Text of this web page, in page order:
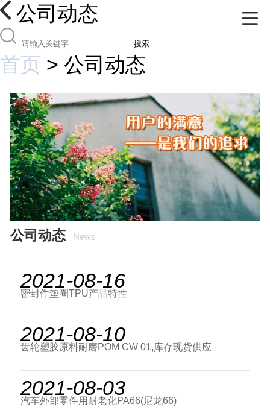
公司动态
搜索
首页 > 公司动态
公司动态 News
2021-08-16
密封件垫圈TPU产品特性
2021-08-10
齿轮塑胶原料耐磨POM CW 01,库存现货供应
2021-08-03
汽车外部零件用耐老化PA66(尼龙66)